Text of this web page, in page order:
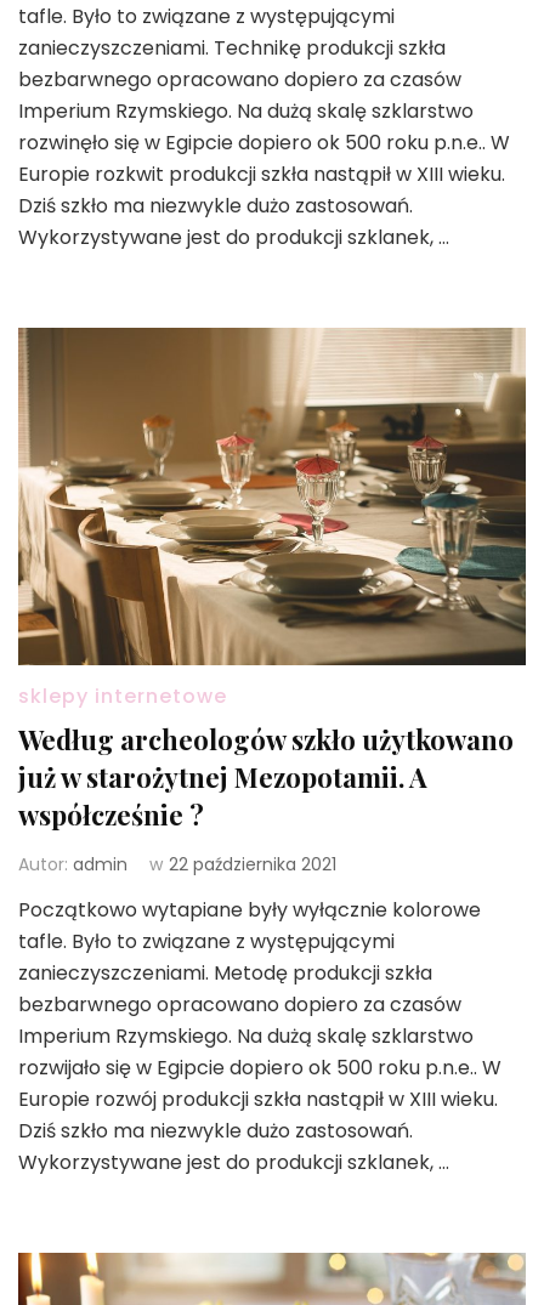
tafle. Było to związane z występującymi
zanieczyszczeniami. Technikę produkcji szkła
bezbarwnego opracowano dopiero za czasów
Imperium Rzymskiego. Na dużą skalę szklarstwo
rozwinęło się w Egipcie dopiero ok 500 roku p.n.e.. W
Europie rozkwit produkcji szkła nastąpił w XIII wieku.
Dziś szkło ma niezwykle dużo zastosowań.
Wykorzystywane jest do produkcji szklanek, …
sklepy internetowe
Według archeologów szkło użytkowano
już w starożytnej Mezopotamii. A
współcześnie ?
Autor: admin w 22 października 2021
Początkowo wytapiane były wyłącznie kolorowe
tafle. Było to związane z występującymi
zanieczyszczeniami. Metodę produkcji szkła
bezbarwnego opracowano dopiero za czasów
Imperium Rzymskiego. Na dużą skalę szklarstwo
rozwijało się w Egipcie dopiero ok 500 roku p.n.e.. W
Europie rozwój produkcji szkła nastąpił w XIII wieku.
Dziś szkło ma niezwykle dużo zastosowań.
Wykorzystywane jest do produkcji szklanek, …